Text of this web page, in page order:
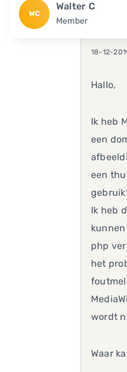
WC
Walter C
Member
18-12-
Hallo,
Ik heb
een
een
Ik heb
php
het
wordt
Waar